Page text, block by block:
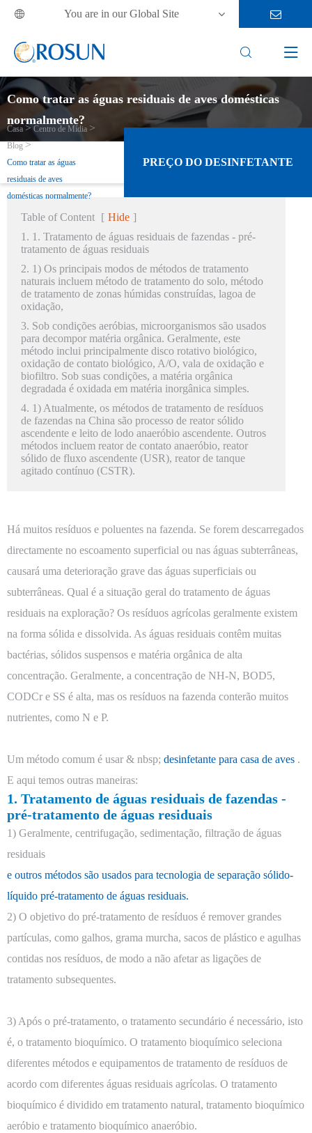
 You are in our Global Site
 
Como tratar as águas residuais de aves domésticas
normalmente?
Casa
Centro de Mídia
Blog
Como tratar as águas
residuais de aves
domésticas normalmente?
PREÇO DO DESINFETANTE
Table of Content [ Hide ]
1. 1. Tratamento de águas residuais de fazendas - pré-
tratamento de águas residuais
2. 1) Os principais modos de métodos de tratamento
naturais incluem método de tratamento do solo, método
de tratamento de zonas húmidas construídas, lagoa de
oxidação,
3. Sob condições aeróbias, microorganismos são usados
para decompor matéria orgânica. Geralmente, este
método inclui principalmente disco rotativo biológico,
oxidação de contato biológico, A/O, vala de oxidação e
biofiltro. Sob suas condições, a matéria orgânica
degradada é oxidada em matéria inorgânica simples.
4. 1) Atualmente, os métodos de tratamento de resíduos
de fazendas na China são processo de reator sólido
ascendente e leito de lodo anaeróbio ascendente. Outros
métodos incluem reator de contato anaeróbio, reator
sólido de fluxo ascendente (USR), reator de tanque
agitado contínuo (CSTR).
Há muitos resíduos e poluentes na fazenda. Se forem descarregados
directamente no escoamento superficial ou nas águas subterrâneas,
causará uma deterioração grave das águas superficiais ou
subterrâneas. Qual é a situação geral do tratamento de águas
residuais na exploração? Os resíduos agrícolas geralmente existem
na forma sólida e dissolvida. As águas residuais contêm muitas
bactérias, sólidos suspensos e matéria orgânica de alta
concentração. Geralmente, a concentração de NH-N, BOD5,
CODCr e SS é alta, mas os resíduos na fazenda conterão muitos
nutrientes, como N e P.
Um método comum é usar & nbsp; desinfetante para casa de aves .
E aqui temos outras maneiras:
1. Tratamento de águas residuais de fazendas -
pré-tratamento de águas residuais
1) Geralmente, centrifugação, sedimentação, filtração de águas
residuais
e outros métodos são usados para tecnologia de separação sólido-
líquido pré-tratamento de águas residuais.
2) O objetivo do pré-tratamento de resíduos é remover grandes
partículas, como galhos, grama murcha, sacos de plástico e agulhas
contidas nos resíduos, de modo a não afetar as ligações de
tratamento subsequentes.
3) Após o pré-tratamento, o tratamento secundário é necessário, isto
é, o tratamento bioquímico. O tratamento bioquímico seleciona
diferentes métodos e equipamentos de tratamento de resíduos de
acordo com diferentes águas residuais agrícolas. O tratamento
bioquímico é dividido em tratamento natural, tratamento bioquímico
aeróbio e tratamento bioquímico anaeróbio.